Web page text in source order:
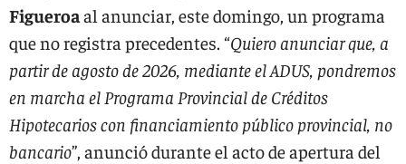
Figueroaal anunciar, este domingo, un programa
que no registra precedentes. “Quiero anunciar que, a
partir de agosto de 2026, mediante el ADUS, pondremos
en marcha el Programa Provincial de Créditos
Hipotecarios con financiamiento público provincial, no
bancario”, anunció durante el acto de apertura del